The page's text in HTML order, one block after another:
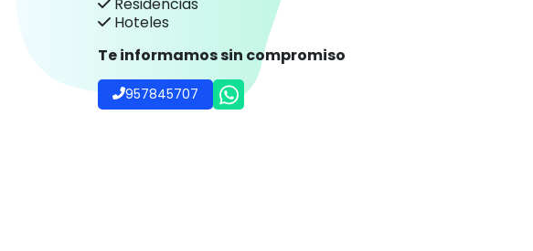
Hoteles
Te informamos sin compromiso
957845707